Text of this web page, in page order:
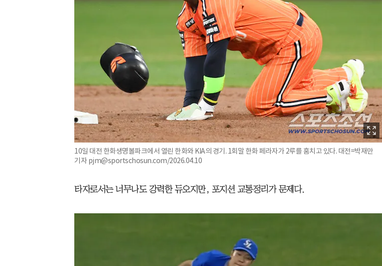
10일 대전 한화생명볼파크에서 열린 한화와 KIA의 경기. 1회말 한화 페라자가 2루를 훔치고 있다. 대전=박재만
기자 pjm@sportschosun.com/2026.04.10
타자로서는 너무나도 강력한 듀오지만, 포지션 교통정리가 문제다.